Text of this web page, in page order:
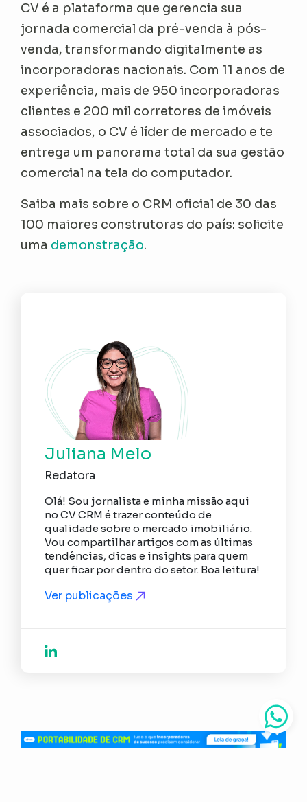
CV é a plataforma que gerencia sua
jornada comercial da pré-venda à pós-
venda, transformando digitalmente as
incorporadoras nacionais. Com 11 anos de
experiência, mais de 950 incorporadoras
clientes e 200 mil corretores de imóveis
associados, o CV é líder de mercado e te
entrega um panorama total da sua gestão
comercial na tela do computador.
Saiba mais sobre o CRM oficial de 30 das
100 maiores construtoras do país: solicite
uma demonstração.
Juliana Melo
Redatora
Olá! Sou jornalista e minha missão aqui
no CV CRM é trazer conteúdo de
qualidade sobre o mercado imobiliário.
Vou compartilhar artigos com as últimas
tendências, dicas e insights para quem
quer ficar por dentro do setor. Boa leitura!
Ver publicações